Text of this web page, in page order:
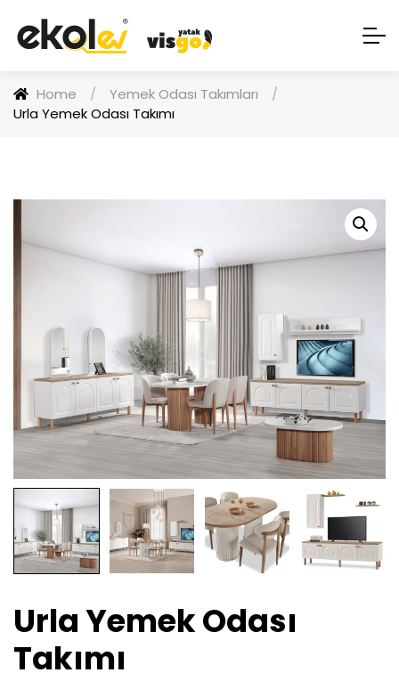
Home / Yemek Odası Takımları
/
Urla Yemek Odası Takımı
Urla Yemek Odası
Takımı